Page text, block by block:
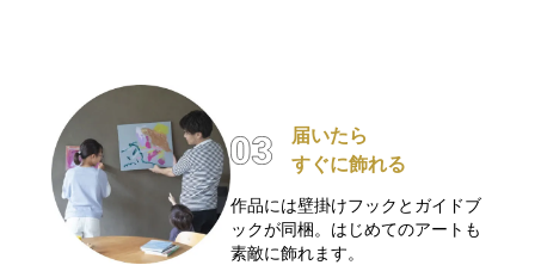
届いたら
すぐに飾れる
作品には壁掛けフックとガイドブ
ックが同梱。はじめてのアートも
素敵に飾れます。